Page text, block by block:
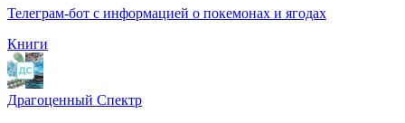
Телеграм-бот с информацией о покемонах и ягодах
Книги
Драгоценный Спектр